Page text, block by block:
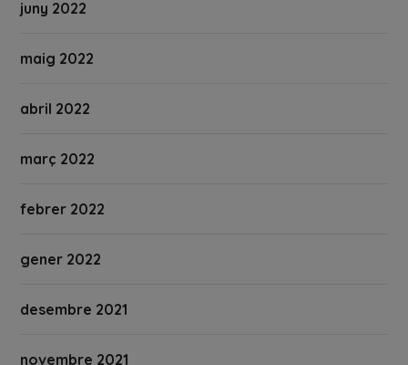
juny 2022
maig 2022
abril 2022
març 2022
febrer 2022
gener 2022
desembre 2021
novembre 2021